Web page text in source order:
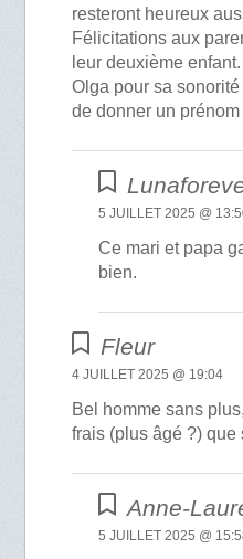
resteront heureux
Félicitations aux
leur deuxième
Olga pour sa
de donner un
5 JUILLET 2025 @
Ce mari et papa
bien.
Fleur
4 JUILLET 2025 @ 19:04
Bel homme sans
frais (plus âgé ?) que
Anne-
5 JUILLET 2025 @